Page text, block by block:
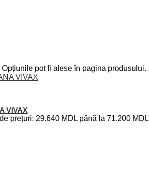
pot fi alese în pagina produsului.
VIVAX
prețuri: 29.640 MDL până la 71.200 MDL